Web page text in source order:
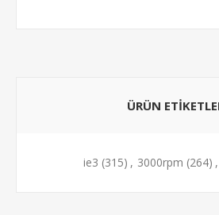
ÜRÜN
ie3 (315) , 3000rpm (264) ,